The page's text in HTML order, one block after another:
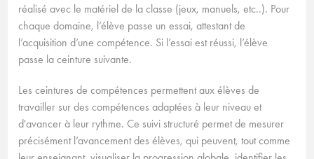
réalisé avec le matériel de la classe (jeux, manuels, etc..). Pour
chaque domaine, l’élève passe un essai, attestant de
l’acquisition d’une compétence. Si l’essai est réussi, l’élève
passe la ceinture suivante.
Les ceintures de compétences permettent aux élèves de
travailler sur des compétences adaptées à leur niveau et
d'avancer à leur rythme. Ce suivi structuré permet de mesurer
précisément l’avancement des élèves, qui peuvent, tout comme